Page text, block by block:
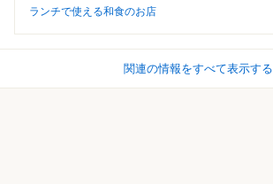
ランチで使える和食のお店
関連の情報をすべて表示する